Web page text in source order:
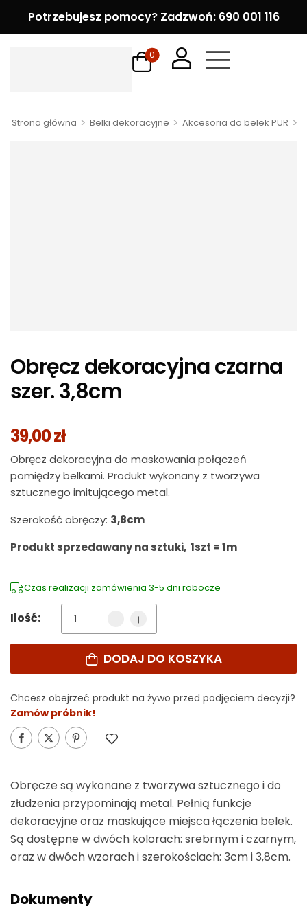
Potrzebujesz pomocy? Zadzwoń: 690 001 116
0
Strona główna > Belki dekoracyjne > Akcesoria do belek PUR >
Obręcz dekoracyjna czarna
szer. 3,8cm
39,00zł
Obręcz dekoracyjna do maskowania połączeń
pomiędzy belkami. Produkt wykonany z tworzywa
sztucznego imitującego metal.
Szerokość obręczy: 3,8cm
Produkt sprzedawany na sztuki, 1szt = 1m
Czas realizacji zamówienia 3-5 dni robocze
Ilość:
DODAJ DO KOSZYKA
Chcesz obejrzeć produkt na żywo przed podjęciem decyzji?
Zamów próbnik!
Obręcze są wykonane z tworzywa sztucznego i do
złudzenia przypominają metal. Pełnią funkcje
dekoracyjne oraz maskujące miejsca łączenia belek.
Są dostępne w dwóch kolorach: srebrnym i czarnym,
oraz w dwóch wzorach i szerokościach: 3cm i 3,8cm.
Dokumenty